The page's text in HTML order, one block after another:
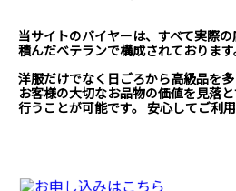
当サイトのバイヤーは、すべて実際
積んだベテランで構成されております
洋服だけでなく日ごろから高級品を多
お客様の大切なお品物の価値を見落
行うことが可能です。 安心してご利用